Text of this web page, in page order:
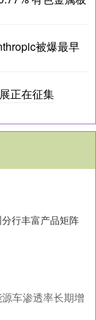
被爆最早
正在征集
行丰富产品矩阵
车渗透率长期增